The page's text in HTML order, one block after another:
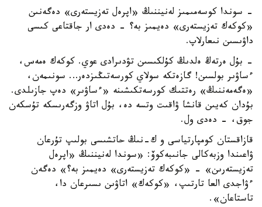
- سوندا كوسەمىمىز لەنيننىڭ «اپرەل تەزيستەرى» دەگەنىن
«كوكەك تەزيستەرى» دەيمىز بە؟ - دەدى ار جاقتاعى كىسى
داۋىسىن نىعارلاپ.
- بۇل ەرتەڭ ەلدىڭ كۇلكىسىن تۋدىرادى عوي. كوكەك ەمەس،
ءساۋىر بولسىن! گازەتكە سولاي كورسەتىڭىزدەر… سونىمەن،
«ەگەمەننىڭ» رەتتىك كورسەتكىشىنە «ءساۋىر» دەپ جازىلدى.
بۇدان كەيىن قانشا ۋاقىت وتسە دە، بۇل اتاۋ وزگەرىسكە تۇسكەن
جوق، - دەدى ول.
قازاقستان كومپارتياسى و ك-نىڭ حاتشىسى بولىپ تۇرعان
ۋاعىندا وزبەكالى جانىبەكوۆ: «سوندا لەنيننىڭ «اپرەل
تەزيستەرىن» - «كوكەك تەزيستەرى» دەيمىز بە؟» دەگەن
ءۋاجدى العا تارتىپ، «كوكەك» اتاۋىن ىسىرعان دا،
تاستاعان».